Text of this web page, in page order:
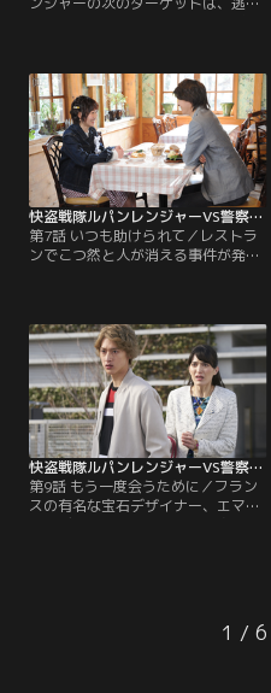
ひ）らは、ブンドルトが国際特別警
察のヒルトップ管理官（アイクぬわ
ら）らが乗ったパトカーを襲撃し、
ケースを持ち逃げしようとするとこ
ろを目撃。ルパンレンジャーはブン
ドルトに応戦し…。
快盗戦隊ルパンレンジャーVS警察戦隊パトレンジャー 第07話
第7話 いつも助けられて／レストラ
ンでこつ然と人が消える事件が発生
ーだと知る初美花は断るが、強引に
連絡先を渡されてしまう。ルパンレ
ンジャーは、次のターゲットである
ギャングラー怪人メルグ・アリータ
が現れたレストランへ。
快盗戦隊ルパンレンジャーVS警察戦隊パトレンジャー 第09話
第9話 もう一度会うために／フラン
スの有名な宝石デザイナー、エマ・
ゴルディーニが来日。エマが身に着
こにギャングラー怪人ブレッツ・ア
レニシカが出現。騒動の中、警備員
1